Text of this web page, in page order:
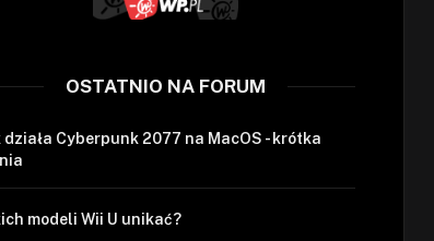
OSTATNIO NA FORUM
działa Cyberpunk 2077 na MacOS - krótka
modeli Wii U unikać?